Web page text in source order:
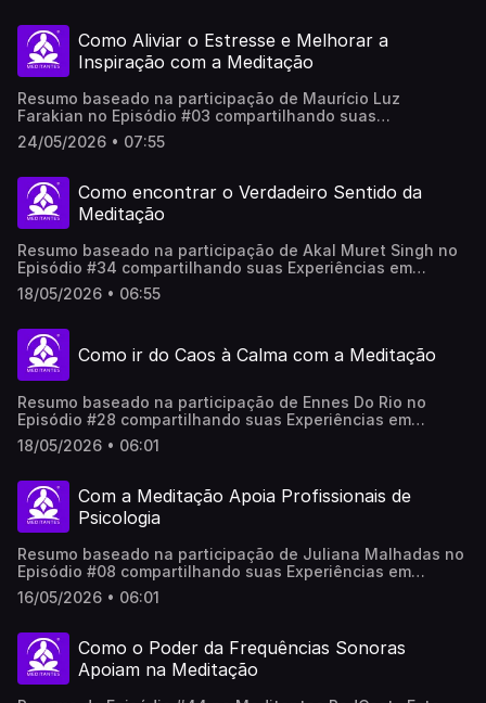
Como Aliviar o Estresse e Melhorar a
Inspiração com a Meditação
Resumo baseado na participação de Maurício Luz
Farakian no Episódio #03 compartilhando suas
Experiências em Meditação no Meditantes PodCast. .Este
vídeo foi produzido por Inteligência Artificial, revisado e
necessariamente em 100% a opinião do(a/as)
participantes.
24/05/2026 • 07:55
Como encontrar o Verdadeiro Sentido da
Meditação
Resumo baseado na participação de Akal Muret Singh no
Episódio #34 compartilhando suas Experiências em
Meditação no Meditantes PodCast..Este vídeo foi
produzido por Inteligência Artificial, revisado e adaptado
100% a opinião do(a/as) participantes.
18/05/2026 • 06:55
Como ir do Caos à Calma com a Meditação
Resumo baseado na participação de Ennes Do Rio no
Episódio #28 compartilhando suas Experiências em
Meditação no Meditantes Podcast. .Este vídeo foi
produzido por Inteligência Artificial, revisado e adaptado
100% a opinião do(a/as) participantes.
18/05/2026 • 06:01
Com a Meditação Apoia Profissionais de
Psicologia
Resumo baseado na participação de Juliana Malhadas no
Episódio #08 compartilhando suas Experiências em
Meditação no Meditantes PodCast. .Este vídeo foi
produzido por Inteligência Artificial, revisado e adaptado
100% a opinião do(a/as) participantes.
16/05/2026 • 06:01
Como o Poder da Frequências Sonoras
Apoiam na Meditação